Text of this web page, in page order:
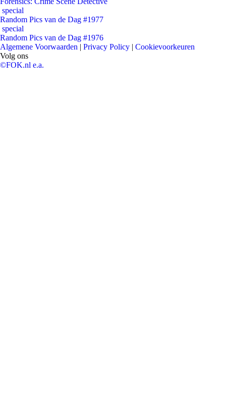
special
Random Pics van de Dag #1977
special
Random Pics van de Dag #1976
Algemene Voorwaarden | Privacy Policy | Cookievoorkeuren
Volg ons
©FOK.nl e.a.